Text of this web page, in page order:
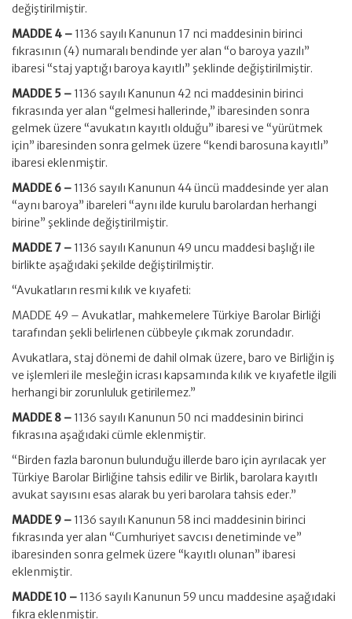
değiştirilmiştir.
MADDE 4 – 1136 sayılı Kanunun 17 nci maddesinin birinci
fıkrasının (4) numaralı bendinde yer alan “o baroya yazılı”
ibaresi “staj yaptığı baroya kayıtlı” şeklinde değiştirilmiştir.
MADDE 5 – 1136 sayılı Kanunun 42 nci maddesinin birinci
fıkrasında yer alan “gelmesi hallerinde,” ibaresinden sonra
gelmek üzere “avukatın kayıtlı olduğu” ibaresi ve “yürütmek
için” ibaresinden sonra gelmek üzere “kendi barosuna kayıtlı”
ibaresi eklenmiştir.
MADDE 6 – 1136 sayılı Kanunun 44 üncü maddesinde yer alan
“aynı baroya” ibareleri “aynı ilde kurulu barolardan herhangi
birine” şeklinde değiştirilmiştir.
MADDE 7 – 1136 sayılı Kanunun 49 uncu maddesi başlığı ile
birlikte aşağıdaki şekilde değiştirilmiştir.
“Avukatların resmi kılık ve kıyafeti:
MADDE 49 – Avukatlar, mahkemelere Türkiye Barolar Birliği
tarafından şekli belirlenen cübbeyle çıkmak zorundadır.
Avukatlara, staj dönemi de dahil olmak üzere, baro ve Birliğin iş
ve işlemleri ile mesleğin icrası kapsamında kılık ve kıyafetle ilgili
herhangi bir zorunluluk getirilemez.”
MADDE 8 – 1136 sayılı Kanunun 50 nci maddesinin birinci
fıkrasına aşağıdaki cümle eklenmiştir.
“Birden fazla baronun bulunduğu illerde baro için ayrılacak yer
Türkiye Barolar Birliğine tahsis edilir ve Birlik, barolara kayıtlı
avukat sayısını esas alarak bu yeri barolara tahsis eder.”
MADDE 9 – 1136 sayılı Kanunun 58 inci maddesinin birinci
fıkrasında yer alan “Cumhuriyet savcısı denetiminde ve”
ibaresinden sonra gelmek üzere “kayıtlı olunan” ibaresi
eklenmiştir.
MADDE 10 – 1136 sayılı Kanunun 59 uncu maddesine aşağıdaki
fıkra eklenmiştir.